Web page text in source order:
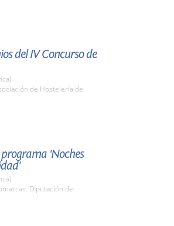
del IV Concurso de
de Hostelería de
'Noches
Diputación de